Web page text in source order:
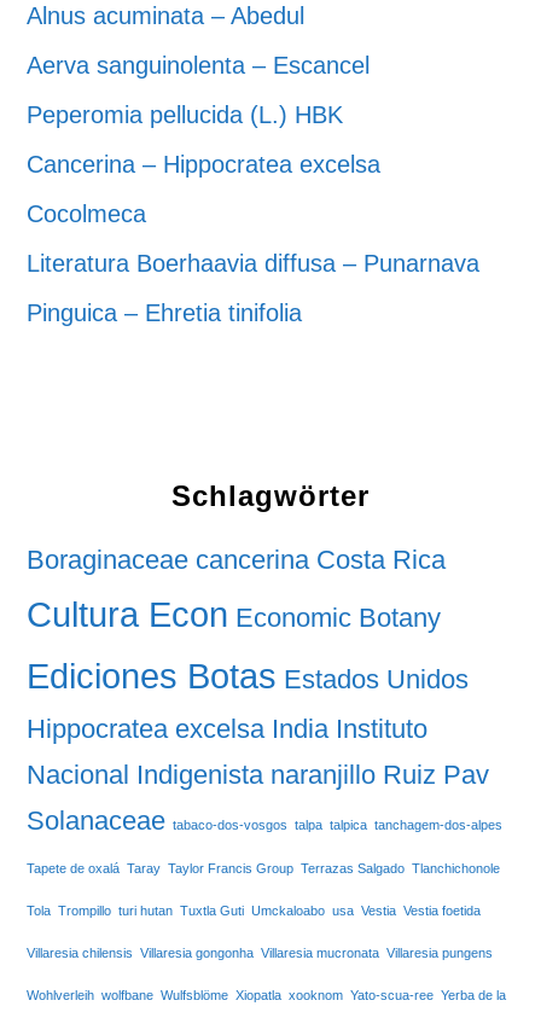
Alnus acuminata – Abedul
Aerva sanguinolenta – Escancel
Peperomia pellucida (L.) HBK
Cancerina – Hippocratea excelsa
Cocolmeca
Literatura Boerhaavia diffusa – Punarnava
Pinguica – Ehretia tinifolia
Schlagwörter
Boraginaceae cancerina Costa Rica
Cultura Econ Economic Botany
Ediciones Botas Estados Unidos
Hippocratea excelsa India Instituto
Nacional Indigenista naranjillo Ruiz Pav
Solanaceae tabaco-dos-vosgos talpa talpica tanchagem-dos-alpes
Tapete de oxalá Taray Taylor Francis Group Terrazas Salgado Tlanchichonole
Tola Trompillo turi hutan Tuxtla Guti Umckaloabo usa Vestia Vestia foetida
Villaresia chilensis Villaresia gongonha Villaresia mucronata Villaresia pungens
Wohlverleih wolfbane Wulfsblöme Xiopatla xooknom Yato-scua-ree Yerba de la